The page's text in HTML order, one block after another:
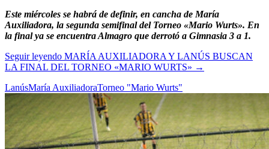
Este miércoles se habrá de definir, en cancha de María
Auxiliadora, la segunda semifinal del Torneo «Mario Wurts». En
la final ya se encuentra Almagro que derrotó a Gimnasia 3 a 1.
Seguir leyendo MARÍA AUXILIADORA Y LANÚS BUSCAN
LA FINAL DEL TORNEO «MARIO WURTS» →
LanúsMaría AuxiliadoraTorneo "Mario Wurts"